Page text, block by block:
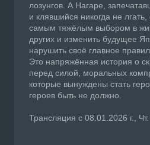
лозунгов. А Нагаре,
и клявшийся никогда не
самым тяжёлым выбором в
других и изменить будущее
нарушить своё главное
Это напряжённая история о
перед силой, моральных
которые вынуждены стать
героев быть не должно.
Трансляция с 08.01.2026 г., Чт.